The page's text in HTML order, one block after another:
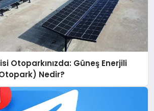
Otoparkınızda: Güneş Enerjili
Nedir?